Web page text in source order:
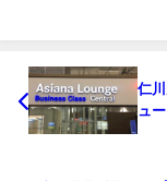
仁
ュー